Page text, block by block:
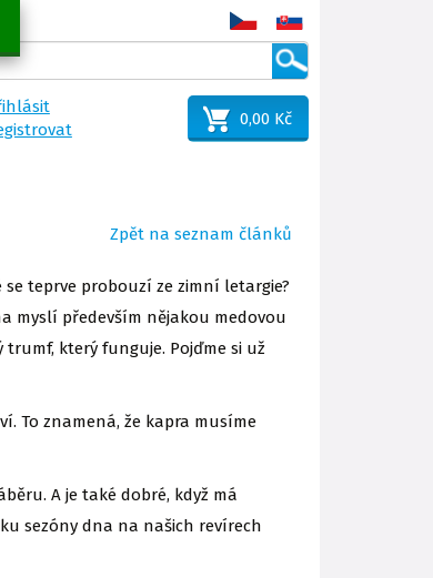
0,00 Kč
Zpět na seznam článků
teprve probouzí ze zimní letargie?
myslí především nějakou medovou
který funguje. Pojďme si už
To znamená, že kapra musíme
A je také dobré, když má
sezóny dna na našich revírech